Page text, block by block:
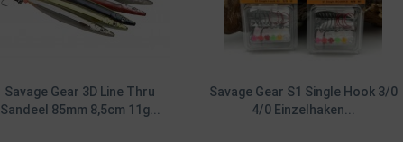
Savage Gear 3D Line Thru
Sandeel 85mm 8,5cm 11g...
Savage Gear S1 Single Hook 3/0
4/0 Einzelhaken...